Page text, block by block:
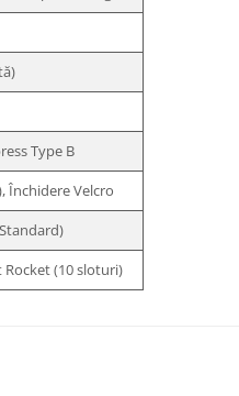
Type B
Închidere Velcro
Rocket (10 sloturi)